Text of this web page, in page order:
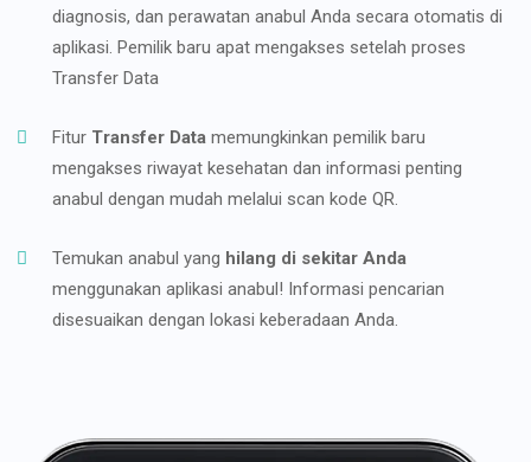
diagnosis, dan perawatan anabul Anda secara otomatis di
aplikasi. Pemilik baru apat mengakses setelah proses
Transfer Data
Fitur Transfer Data memungkinkan pemilik baru
mengakses riwayat kesehatan dan informasi penting
anabul dengan mudah melalui scan kode QR.
Temukan anabul yang hilang di sekitar Anda
menggunakan aplikasi anabul! Informasi pencarian
disesuaikan dengan lokasi keberadaan Anda.